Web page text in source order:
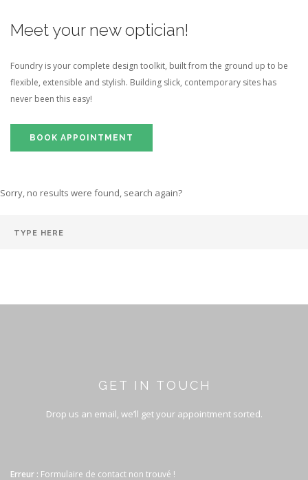
Meet your new optician!
Foundry is your complete design toolkit, built from the ground up to be
flexible, extensible and stylish. Building slick, contemporary sites has
never been this easy!
BOOK APPOINTMENT
Sorry, no results were found, search again?
GET IN TOUCH
Drop us an email, we’ll get your appointment sorted.
Erreur : Formulaire de contact non trouvé !